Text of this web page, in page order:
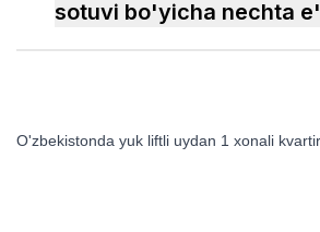
sotuvi bo'yicha nechta
O'zbekistonda yuk liftli uydan 1 xonali